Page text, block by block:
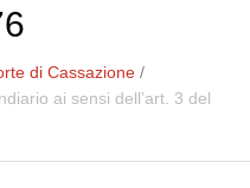
di Cassazione /
ai sensi dell’art. 3 del